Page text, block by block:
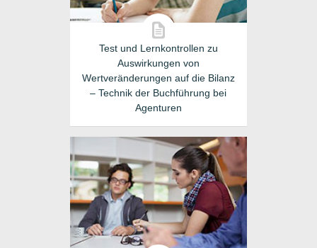
Test und Lernkontrollen zu
Auswirkungen von
Wertveränderungen auf die Bilanz
– Technik der Buchführung bei
Agenturen